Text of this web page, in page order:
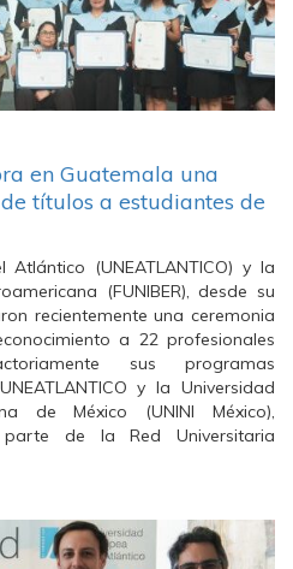
en Guatemala una
títulos a estudiantes de
(UNEATLANTICO) y la
(FUNIBER), desde su
recientemente una ceremonia
a 22 profesionales
sus programas
y la Universidad
de México (UNINI México),
de la Red Universitaria